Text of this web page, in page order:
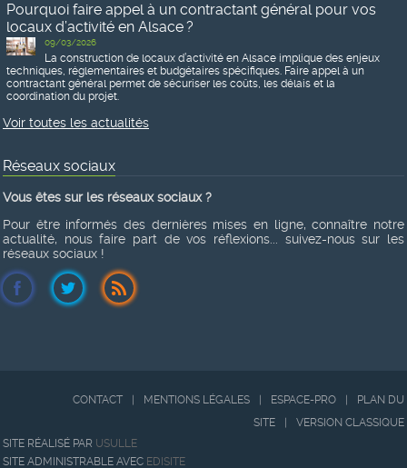
Pourquoi faire appel à un contractant général pour vos
locaux d’activité en Alsace ?
09/03/2026
La construction de locaux d’activité en Alsace implique des enjeux
techniques, réglementaires et budgétaires spécifiques. Faire appel à un
contractant général permet de sécuriser les coûts, les délais et la
coordination du projet.
Voir toutes les actualités
Réseaux sociaux
Vous êtes sur les réseaux sociaux ?
Pour être informés des dernières mises en ligne, connaître notre
actualité, nous faire part de vos réflexions... suivez-nous sur les
réseaux sociaux !
CONTACT MENTIONS LÉGALES ESPACE-PRO
PLAN DU
SITE
VERSION CLASSIQUE
SITE RÉALISÉ PAR USULLE
SITE ADMINISTRABLE AVEC EDISITE